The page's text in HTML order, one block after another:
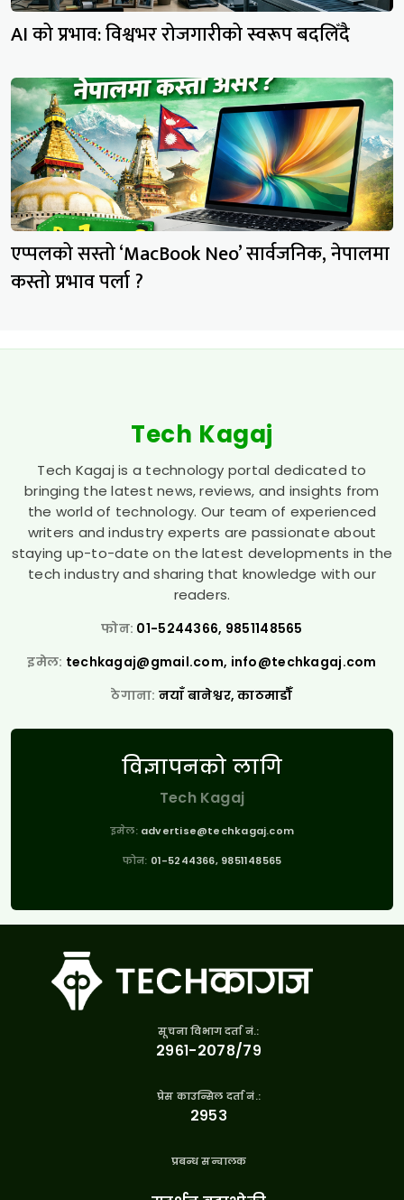
AI को प्रभाव: विश्वभर रोजगारीको स्वरूप बदलिँदै
एप्पलको सस्तो ‘MacBook Neo’ सार्वजनिक, नेपालमा
कस्तो प्रभाव पर्ला ?
Tech Kagaj
Tech Kagaj is a technology portal dedicated to
bringing the latest news, reviews, and insights from
the world of technology. Our team of experienced
writers and industry experts are passionate about
staying up-to-date on the latest developments in the
tech industry and sharing that knowledge with our
readers.
फोन: 01-5244366, 9851148565
इमेल: techkagaj@gmail.com, info@techkagaj.com
ठेगाना: नयाँ बानेश्वर, काठमाडौँ
विज्ञापनको लागि
Tech Kagaj
इमेल: advertise@techkagaj.com
फोन: 01-5244366, 9851148565
सूचना विभाग दर्ता नं.:
२९६१-२०७८/७९
प्रेस काउन्सिल दर्ता नं.:
२९५३
प्रबन्ध सन्चालक